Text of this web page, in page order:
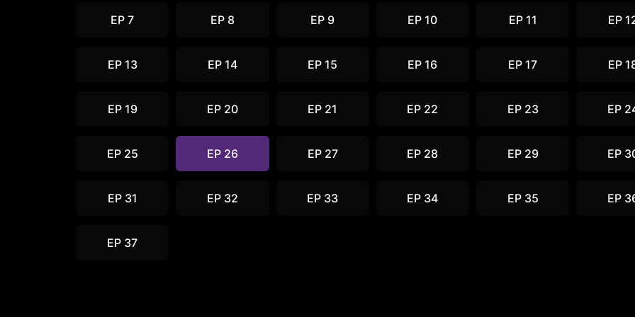
EP 7 EP 8 EP 9 EP 10 EP 11 EP
EP 13 EP 14 EP 15 EP 16 EP 17 EP
EP 19 EP 20 EP 21 EP 22 EP 23 EP
EP 25 EP 26 EP 27 EP 28 EP 29 EP
EP 31 EP 32 EP 33 EP 34 EP 35 EP
EP 37